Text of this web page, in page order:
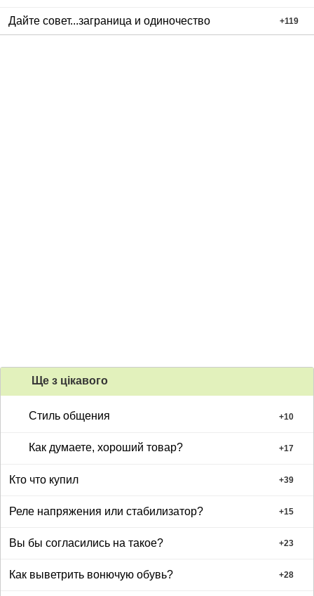
Дайте совет...заграница и одиночество +119
Ще з цiкавого
Стиль общения +10
Как думаете, хороший товар? +17
Кто что купил +39
Реле напряжения или стабилизатор? +15
Вы бы согласились на такое? +23
Как выветрить вонючую обувь? +28